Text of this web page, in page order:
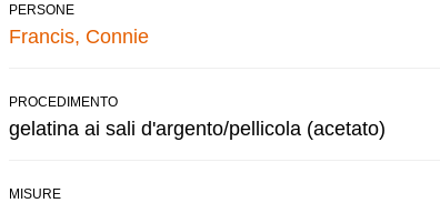
PERSONE
Francis, Connie
PROCEDIMENTO
gelatina ai sali d'argento/pellicola (acetato)
MISURE